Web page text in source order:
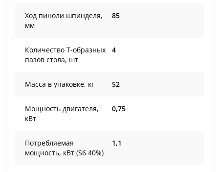
Ход пиноли шпинделя,
мм
85
Количество Т-образных
пазов стола, шт
4
Масса в упаковке, кг 52
Мощность двигателя,
кВт
0,75
Потребляемая
мощность, кВт (S6 40%)
1,1